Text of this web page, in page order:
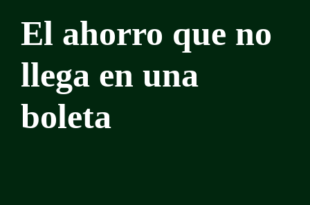
El ahorro que no
llega en una
boleta